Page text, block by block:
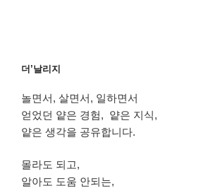
더’날리지
놀면서, 살면서, 일하면서
얻었던 얕은 경험, 얕은 지식,
얕은 생각을 공유합니다.
몰라도 되고,
알아도 도움 안되는,